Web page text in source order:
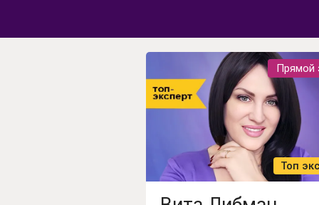
Прямой
Топ